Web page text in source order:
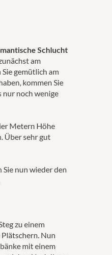
Schlucht
am
gemütlich am
kommen Sie
nur noch wenige
Metern Höhe
Über sehr gut
nun wieder den
zu einem
Nun
mit einem